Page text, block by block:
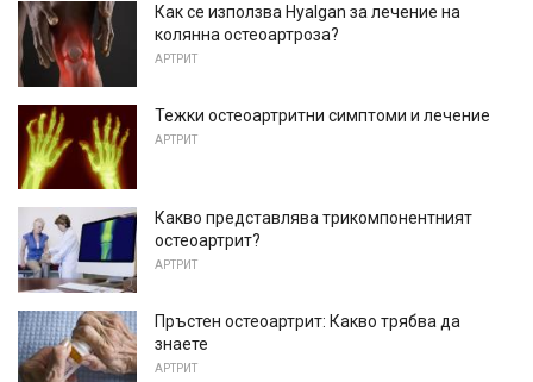
Как се използва Hyalgan за лечение на
колянна остеоартроза?
АРТРИТ
Тежки остеоартритни симптоми и лечение
АРТРИТ
Какво представлява трикомпонентният
остеоартрит?
АРТРИТ
Пръстен остеоартрит: Какво трябва да
знаете
АРТРИТ